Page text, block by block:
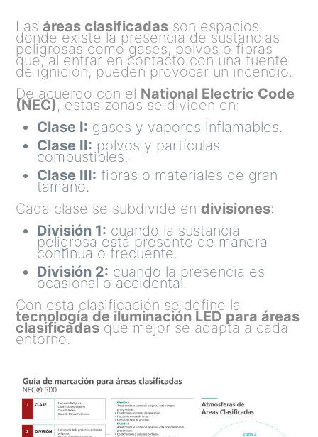
Lasáreas clasificadas son espacios
donde existe la presencia de sustancias
peligrosas como gases, polvos o fibras
que, al entrar en contacto con una fuente
de ignición, pueden provocar un incendio.
De acuerdo con el National Electric Code
(NEC), estas zonas se dividen en:
Clase I: gases y vapores inflamables.
Clase II: polvos y partículas
combustibles.
Clase III: fibras o materiales de gran
tamaño.
Cada clase se subdivide en divisiones:
División 1: cuando la sustancia
peligrosa está presente de manera
continua o frecuente.
División 2: cuando la presencia es
ocasional o accidental.
Con esta clasificación se define la
tecnología de iluminación LED para áreas
clasificadas que mejor se adapta a cada
entorno.